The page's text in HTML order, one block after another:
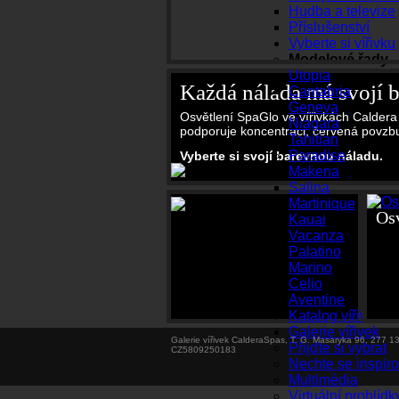
Hudba a televize
Příslušenství
Vyberte si vířivku
Modelové řady
Utopia
Cantabria
Geneva
Niagara
Tahitian
Paradise
Makena
Salina
Martinique
Kauai
Vacanza
Palatino
Marino
Celio
Aventine
Katalog vířivek
Galerie vířivek
Přijďte si vybrat
Nechte se
Multimédia
Virtuální
Každá nálada má svojí
Osvětlení SpaGlo ve vířivkách
podporuje koncentraci, červená
Vyberte si svojí barevnou náladu.
Galerie vířivek CalderaSpas, T. G. Masaryka 96, 277
CZ5809250183